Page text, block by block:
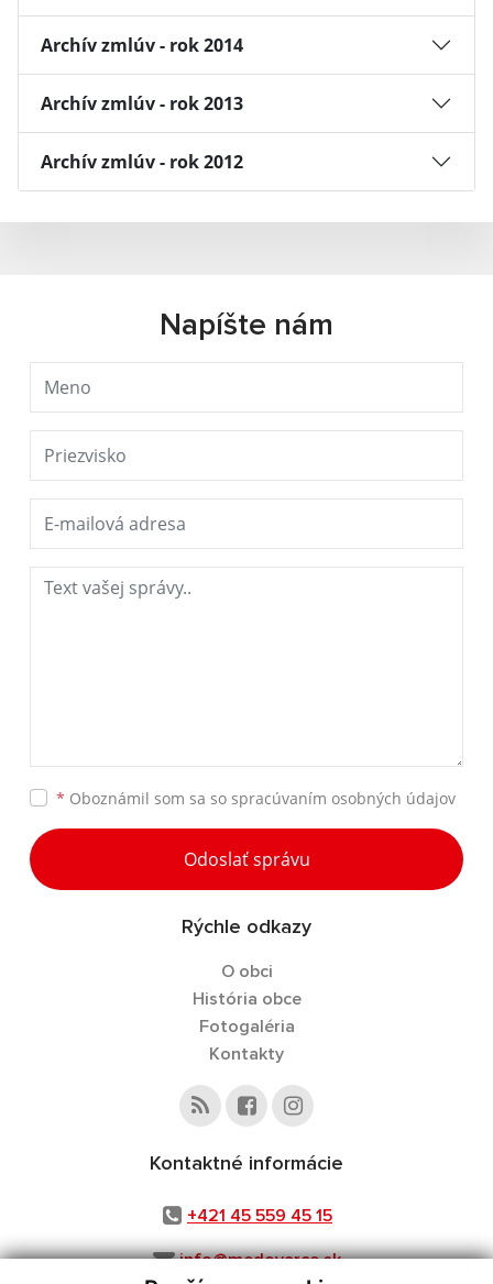
Archív zmlúv - rok 2014
Archív zmlúv - rok 2013
Archív zmlúv - rok 2012
Napíšte nám
* Oboznámil som sa so spracúvaním osobných údajov
Odoslať správu
Rýchle odkazy
O obci
História obce
Fotogaléria
Kontakty
Kontaktné informácie
+421 45 559 45 15
info@medovarce.sk